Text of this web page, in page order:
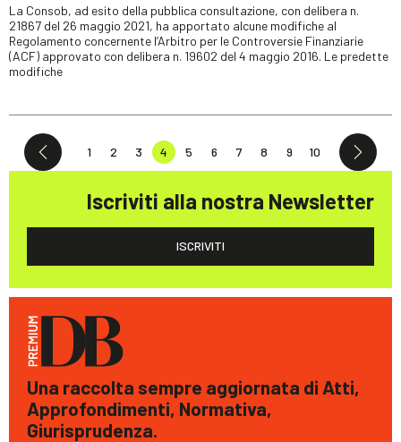
La Consob, ad esito della pubblica consultazione, con delibera n.
21867 del 26 maggio 2021, ha apportato alcune modifiche al
Regolamento concernente l’Arbitro per le Controversie Finanziarie
(ACF) approvato con delibera n. 19602 del 4 maggio 2016. Le predette
modifiche
1 2 3 4 5 6 7 8 9 10
Iscriviti alla nostra Newsletter
ISCRIVITI
Una raccolta sempre aggiornata di Atti,
Approfondimenti, Normativa,
Giurisprudenza.